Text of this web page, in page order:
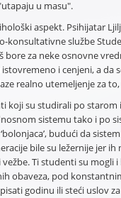
u masu".
aspekt. Psihijatar
konsultativne službe
bore za neke osnovne
i cenjeni, a da
realno utemeljenje za
koji su studirali po
sistemu tako i po
budući da
bile su ležernije jer ih
Ti studenti su mogli
obaveza, pod
godinu ili steći uslov